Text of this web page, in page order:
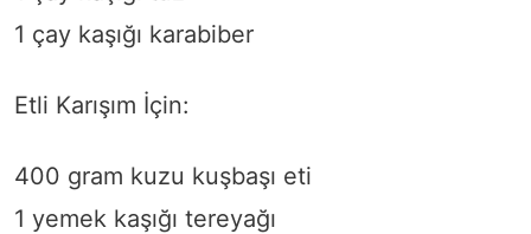
1 çay kaşığı karabiber
Etli Karışım İçin:
400 gram kuzu kuşbaşı eti
1 yemek kaşığı tereyağı